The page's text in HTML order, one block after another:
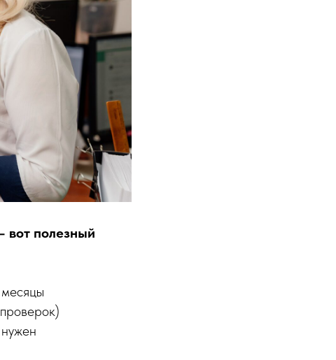
вот полезный